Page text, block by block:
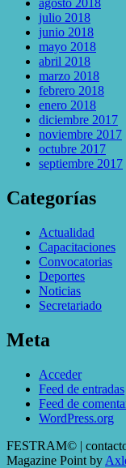
julio 2018
junio 2018
mayo 2018
abril 2018
marzo 2018
febrero 2018
enero 2018
diciembre 2017
noviembre 2017
octubre 2017
septiembre 2017
Categorías
Actualidad
Capacitaciones
Convocatorias
Deportes
Noticias
Secretariado
Meta
Acceder
Feed de entradas
Feed de
WordPress.org
FESTRAM© |
Magazine Point by